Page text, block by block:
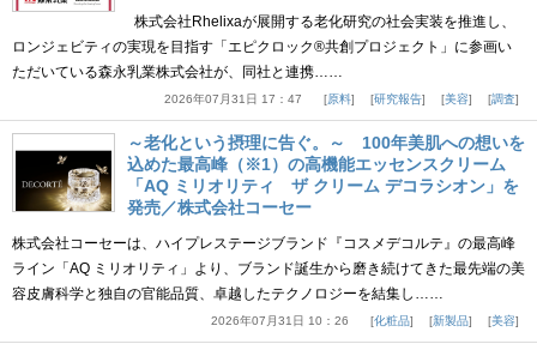
株式会社Rhelixaが展開する老化研究の社会実装を推進し、
ロンジェビティの実現を目指す「エピクロック®共創プロジェクト」に参画い
ただいている森永乳業株式会社が、同社と連携……
2026年07月31日 17：47 原料 研究報告 美容 調査
～老化という摂理に告ぐ。～ 100年美肌への想いを
込めた最高峰（※1）の高機能エッセンスクリーム
「AQ ミリオリティ ザ クリーム デコラシオン」を
発売／株式会社コーセー
株式会社コーセーは、ハイプレステージブランド『コスメデコルテ』の最高峰
ライン「AQ ミリオリティ」より、ブランド誕生から磨き続けてきた最先端の美
容皮膚科学と独自の官能品質、卓越したテクノロジーを結集し……
2026年07月31日 10：26 化粧品 新製品 美容